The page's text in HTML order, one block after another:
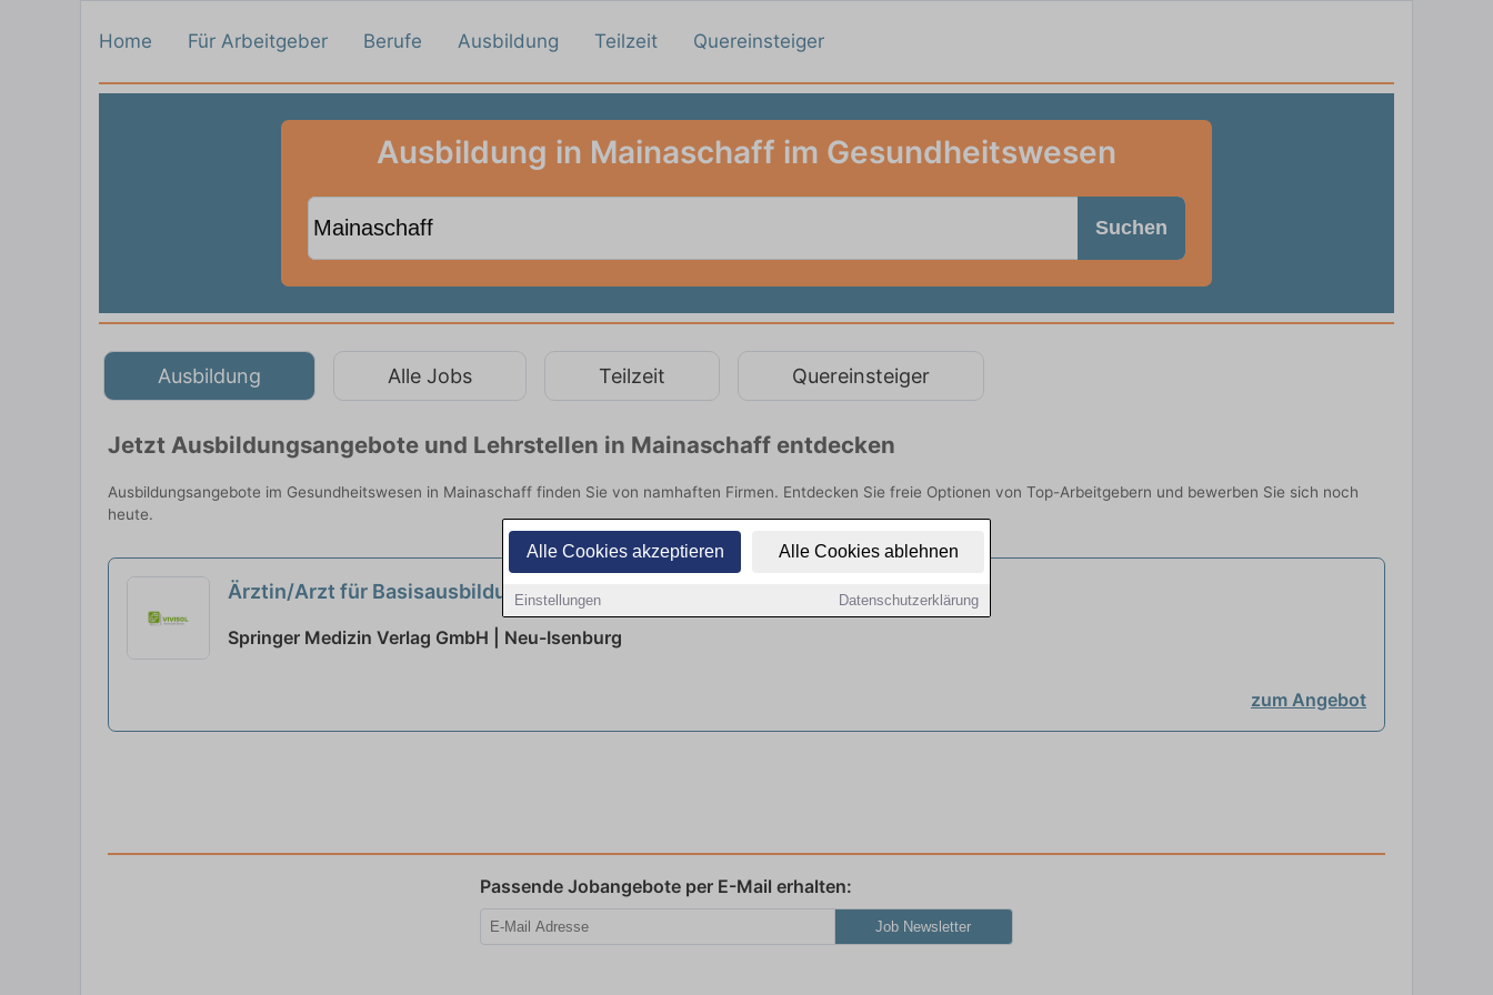
Alle Cookies akzeptieren Alle Cookies ablehnen
Einstellungen Datenschutzerklärung
Home Für Arbeitgeber Berufe Ausbildung Teilzeit Quereinsteiger
Ausbildung in Mainaschaff im Gesundheitswesen
Suchen
Ausbildung Alle Jobs Teilzeit Quereinsteiger
Jetzt Ausbildungsangebote und Lehrstellen in Mainaschaff entdecken
Ausbildungsangebote im Gesundheitswesen in Mainaschaff finden Sie von namhaften Firmen. Entdecken Sie freie Optionen von Top-Arbeitgebern und bewerben Sie sich noch
heute.
Ärztin/Arzt für Basisausbildung & Turnus (m/w/d)
Springer Medizin Verlag GmbH | Neu-Isenburg
zum Angebot
Passende Jobangebote per E-Mail erhalten:
Job Newsletter